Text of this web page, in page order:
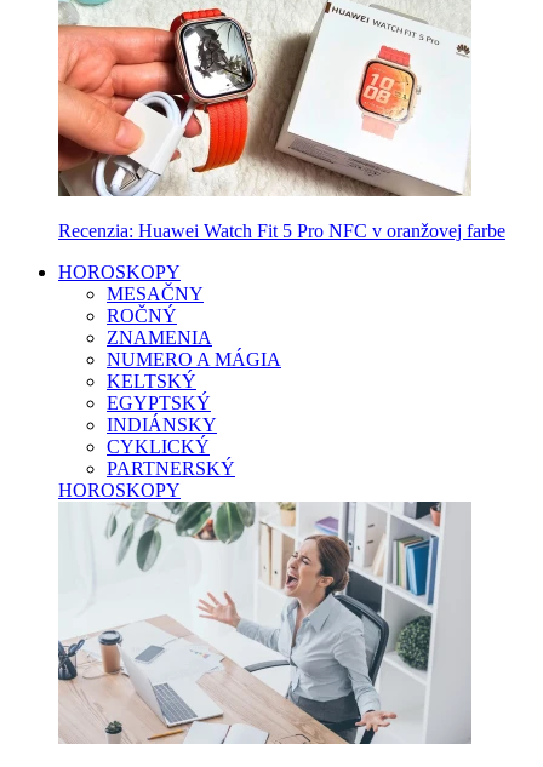
Recenzia: Huawei Watch Fit 5 Pro NFC v oranžovej farbe
HOROSKOPY
MESAČNY
ROČNÝ
ZNAMENIA
NUMERO A MÁGIA
KELTSKÝ
EGYPTSKÝ
INDIÁNSKY
CYKLICKÝ
PARTNERSKÝ
HOROSKOPY